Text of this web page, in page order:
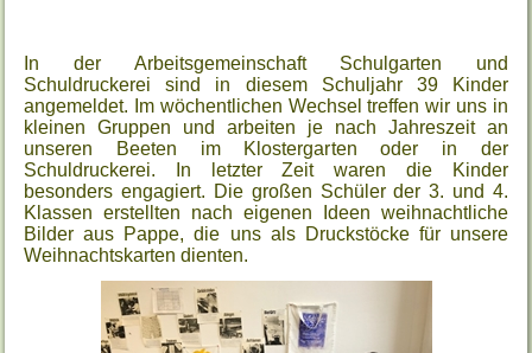
In der Arbeitsgemeinschaft Schulgarten und
Schuldruckerei sind in diesem Schuljahr 39 Kinder
angemeldet. Im wöchentlichen Wechsel treffen wir uns in
kleinen Gruppen und arbeiten je nach Jahreszeit an
unseren Beeten im Klostergarten oder in der
Schuldruckerei. In letzter Zeit waren die Kinder
besonders engagiert. Die großen Schüler der 3. und 4.
Klassen erstellten nach eigenen Ideen weihnachtliche
Bilder aus Pappe, die uns als Druckstöcke für unsere
Weihnachtskarten dienten.